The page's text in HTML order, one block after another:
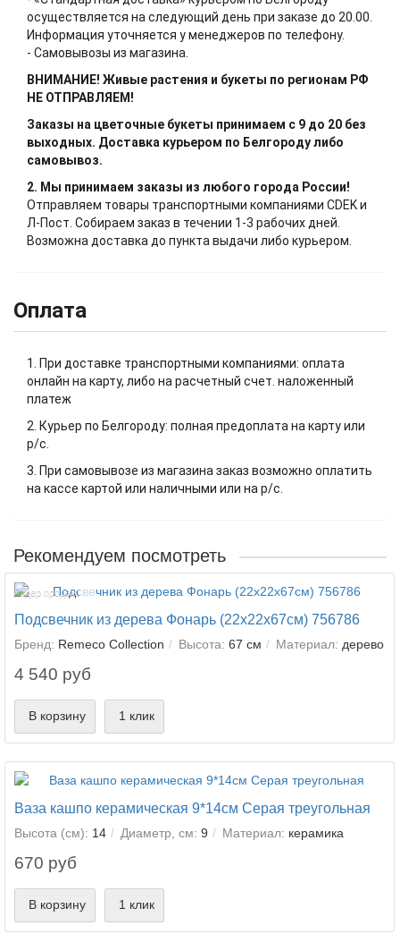
осуществляется на следующий день при заказе до 20.00.
Информация уточняется у менеджеров по телефону.
- Самовывозы из магазина.
ВНИМАНИЕ! Живые растения и букеты по регионам РФ
НЕ ОТПРАВЛЯЕМ!
Заказы на цветочные букеты принимаем с 9 до 20 без
выходных. Доставка курьером по Белгороду либо
самовывоз.
2. Мы принимаем заказы из любого города России!
Отправляем товары транспортными компаниями CDEK и
Л-Пост. Собираем заказ в течении 1-3 рабочих дней.
Возможна доставка до пункта выдачи либо курьером.
Оплата
1. При доставке транспортными компаниями: оплата
онлайн на карту, либо на расчетный счет. наложенный
платеж
2. Курьер по Белгороду: полная предоплата на карту или
р/с.
3. При самовывозе из магазина заказ возможно оплатить
на кассе картой или наличными или на р/с.
Рекомендуем посмотреть
Лидер продаж!
Подсвечник из дерева Фонарь (22х22х67см) 756786
Бренд: Remeco Collection Высота: 67 см Материал: дерево
4 540 руб
В корзину 1 клик
Ваза кашпо керамическая 9*14см Серая треугольная
Высота (см): 14 Диаметр, см: 9 Материал: керамика
670 руб
В корзину 1 клик